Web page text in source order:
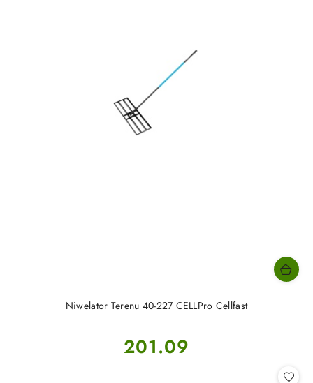
Niwelator Terenu 40-227 CELLPro Cellfast
Cena:
201.09